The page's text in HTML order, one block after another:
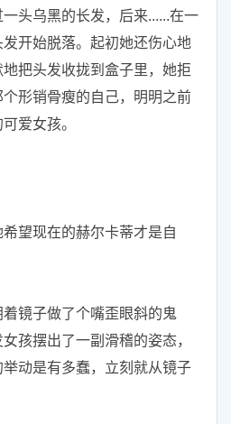
乌黑的长发，后来......在一
开始脱落。起初她还伤心地
把头发收拢到盒子里，她拒
形销骨瘦的自己，明明之前
爱女孩。
现在的赫尔卡蒂才是自
镜子做了个嘴歪眼斜的鬼
孩摆出了一副滑稽的姿态，
动是有多蠢，立刻就从镜子